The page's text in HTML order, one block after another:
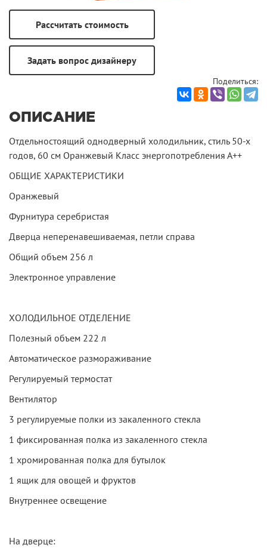
Поделиться:
ОПИСАНИЕ
Отдельностоящий однодверный холодильник, стиль 50-х
годов, 60 см Оранжевый Класс энергопотребления А++
ОБЩИЕ ХАРАКТЕРИСТИКИ
Оранжевый
Фурнитура серебристая
Дверца неперенавешиваемая, петли справа
Общий объем 256 л
Электронное управление
ХОЛОДИЛЬНОЕ ОТДЕЛЕНИЕ
Полезный объем 222 л
Автоматическое размораживание
Регулируемый термостат
Вентилятор
3 регулируемые полки из закаленного стекла
1 фиксированная полка из закаленного стекла
1 хромированная полка для бутылок
1 ящик для овощей и фруктов
Внутреннее освещение
На дверце: